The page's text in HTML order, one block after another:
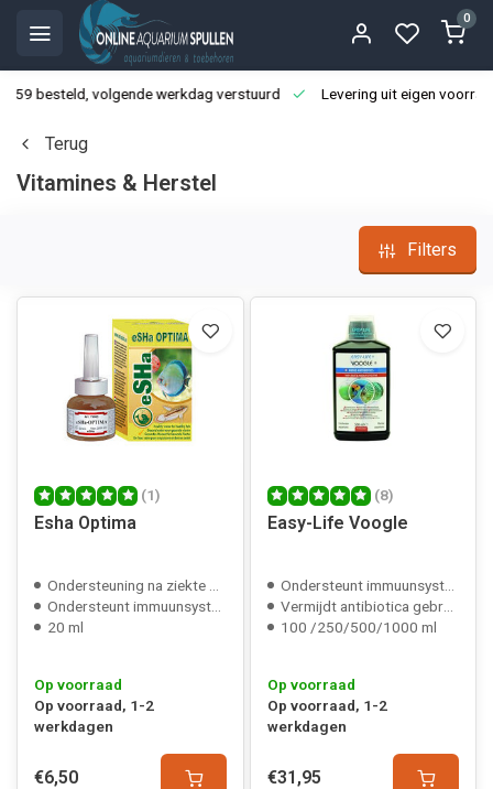
0
besteld, volgende werkdag verstuurd Levering uit eigen
Terug
Vitamines & Herstel
Filters
(1)
Esha Optima
Ondersteuning na ziekte bij vissen
Ondersteunt immuunsysteem
20 ml
Op voorraad
Op voorraad, 1-2
werkdagen
€6,50
(8)
Easy-Life Voogle
Ondersteunt immuunsysteem
Vermijdt antibiotica gebruik
100 /250/500/1000 ml
Op voorraad
Op voorraad, 1-2
werkdagen
€31,95